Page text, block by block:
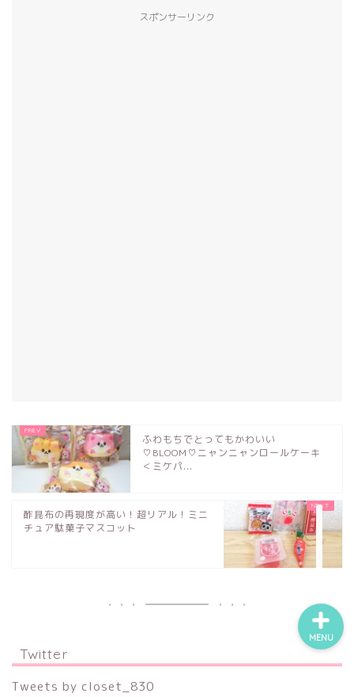
スポンサーリンク
ふわもちでとってもかわいい
♡BLOOM♡ニャンニャンロールケーキ
＜ミケパ...
酢昆布の再現度が高い！超リアル！ミニ
チュア駄菓子マスコット
Twitter
Tweets by closet_830
MENU
スクイーズ
トイスピ